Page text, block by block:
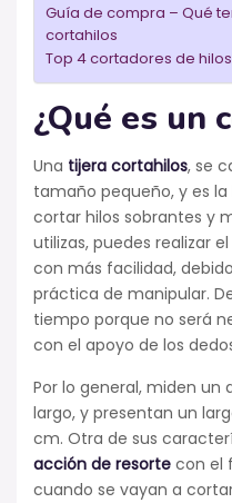
Guía de compra – Qué
cortahilos
Top 4 cortadores de
¿Qué es un
Una tijera cortahilos, se
tamaño pequeño, y es
cortar hilos sobrantes y
utilizas, puedes realizar
con más facilidad,
práctica de manipular.
tiempo porque no será
con el apoyo de los
Por lo general, miden un
largo, y presentan un
cm. Otra de sus
acción de resorte con el
cuando se vayan a